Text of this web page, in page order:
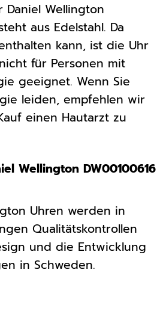
Daniel Wellington
aus Edelstahl. Da
kann, ist die Uhr
für Personen mit
geeignet. Wenn Sie
leiden, empfehlen wir
einen Hautarzt zu
Wellington DW00100616
Uhren werden in
Qualitätskontrollen
und die Entwicklung
in Schweden.